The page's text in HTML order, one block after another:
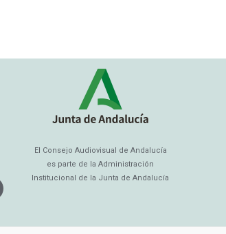
El Consejo Audiovisual de Andalucía
es parte de la Administración
Institucional de la Junta de Andalucía